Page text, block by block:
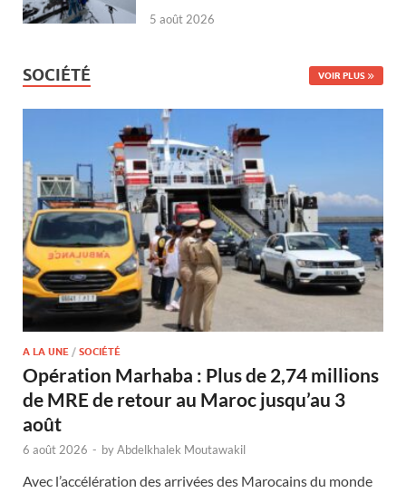
5 août 2026
SOCIÉTÉ VOIR PLUS
A LA UNE / SOCIÉTÉ
Opération Marhaba : Plus de 2,74 millions
de MRE de retour au Maroc jusqu’au 3
août
6 août 2026 - byAbdelkhalek Moutawakil
Avec l’accélération des arrivées des Marocains du monde